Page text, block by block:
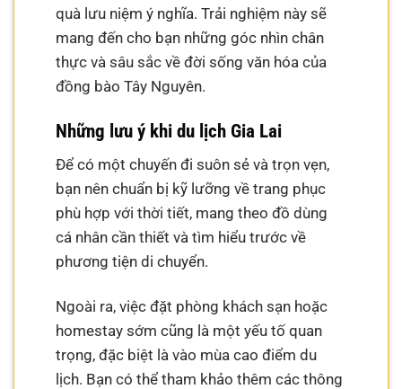
quà lưu niệm ý nghĩa. Trải nghiệm này sẽ
mang đến cho bạn những góc nhìn chân
thực và sâu sắc về đời sống văn hóa của
đồng bào Tây Nguyên.
Những lưu ý khi du lịch Gia Lai
Để có một chuyến đi suôn sẻ và trọn vẹn,
bạn nên chuẩn bị kỹ lưỡng về trang phục
phù hợp với thời tiết, mang theo đồ dùng
cá nhân cần thiết và tìm hiểu trước về
phương tiện di chuyển.
Ngoài ra, việc đặt phòng khách sạn hoặc
homestay sớm cũng là một yếu tố quan
trọng, đặc biệt là vào mùa cao điểm du
lịch. Bạn có thể tham khảo thêm các thông